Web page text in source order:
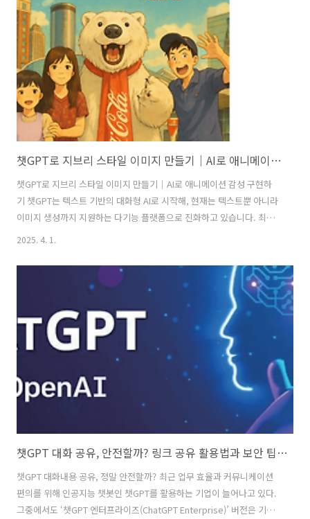
딥리서치 기능은 챗GPT가 인터넷을 직접 검색하여 실시간 정보를 수집
하고, 이를 기반으로 통합적이고 정제된 결과를 제공하는 방식으로 작동
합니다. 사용자는 단순히 "최신 반도체 산업 동향을 알려줘" 혹은 ..
챗GPT로 지브리 스타일 이미지 만들기｜AI로 애니메이션 감성 구현하기
챗GPT로 지브리 스타일 이미지 만들기｜AI로 애니메이션 감성 구현하
기 챗GPT는 텍스트 기반의 대화형 AI로 시작해, 현재는 텍스트뿐 아니라
이미지 생성까지 지원하는 다기능 플랫폼으로 진화하고 있습니다. 최근
에는 이미지 생성 기능이 대폭 강화되면서 사용자가 원하는 스타일로 이
'지브리(Ghibli)' 스타일의 이미지로 만드는게 유행입니다. 그래서 Open
AI 가 지브리밈을 만들었다고 GPU가 녹아 내린다고 농담을 하더라고요.
이번에 추가된 챗GPT의 "이미지 그리기"는 매우 자연스럽게 구현할 수
있어, 창의적인 작업에 있어 새로운 도구로 자리매김하고 있습니다. 지브
리 스타일 이미지 생성 방법지브리 스타일은 풍부한 색감과 따뜻한 분
위..
2025. 4. 1.
챗GPT 대화 공유, 안전할까? 링크 공유 활용법과 보안 팁 총정리
챗GPT 대화내용 공유, 정말 안전할까? 최근 업무 효율과 커뮤니케이션
편의를 위해 인공지능 챗봇인 챗GPT를 활용하는 기업이 늘어나고 있다.
그중에서도 ‘챗GPT 엔터프라이즈(ChatGPT Enterprise)’ 버전은 기업